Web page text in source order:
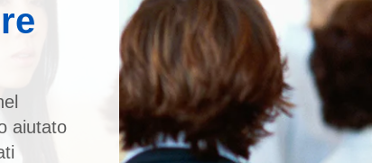
aiutato